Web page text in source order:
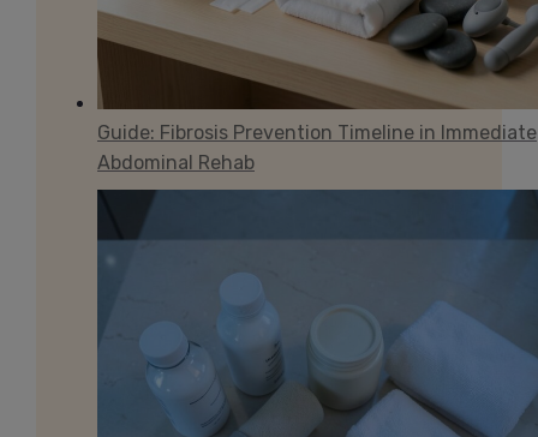
Guide: Fibrosis Prevention Timeline in Immediate
Abdominal Rehab